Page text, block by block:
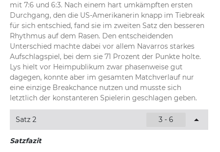
mit 7:6 und 6:3. Nach einem hart umkämpften ersten
Durchgang, den die US-Amerikanerin knapp im Tiebreak
für sich entschied, fand sie im zweiten Satz den besseren
Rhythmus auf dem Rasen. Den entscheidenden
Unterschied machte dabei vor allem Navarros starkes
Aufschlagspiel, bei dem sie 71 Prozent der Punkte holte.
Lys hielt vor Heimpublikum zwar phasenweise gut
dagegen, konnte aber im gesamten Matchverlauf nur
eine einzige Breakchance nutzen und musste sich
letztlich der konstanteren Spielerin geschlagen geben.
Satz 2 3 - 6
Satzfazit